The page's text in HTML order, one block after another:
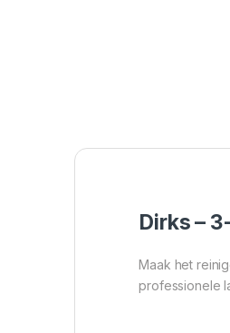
Dirks –
Maak het
professionele